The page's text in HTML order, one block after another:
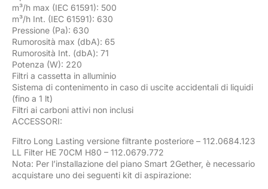
m³/h max (IEC 61591): 500
m³/h Int. (IEC 61591): 630
Pressione (Pa): 630
Rumorosità max (dbA): 65
Rumorosità Int. (dbA): 71
Potenza (W): 220
Filtri a cassetta in alluminio
Sistema di contenimento in caso di uscite accidentali di liquidi
(fino a 1 lt)
Filtri ai carboni attivi non inclusi
ACCESSORI:
Filtro Long Lasting versione filtrante posteriore – 112.0684.123
LL Filter HE 70CM H80 – 112.0679.772
Nota: Per l’installazione del piano Smart 2Gether, è necessario
acquistare uno dei seguenti kit di aspirazione: